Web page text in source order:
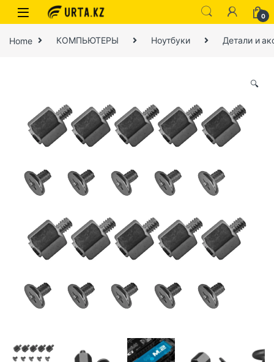
0
Home КОМПЬЮТЕРЫ Ноутбуки Детали и
🔍